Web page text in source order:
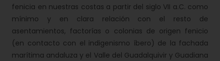
fenicia en nuestras costas a partir del siglo VII a.C. como
mínimo y en clara relación con el resto de
asentamientos, factorías o colonias de origen fenicio
(en contacto con el indigenismo íbero) de la fachada
marítima andaluza y el Valle del Guadalquivir y Guadiana